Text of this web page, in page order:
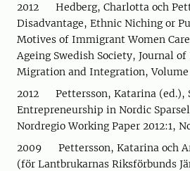
2012 Hedberg, Charlotta och
Disadvantage, Ethnic Niching or
Motives of Immigrant Women
Ageing Swedish Society, Journal
Migration and Integration,
2012 Pettersson, Katarina (ed.),
Entrepreneurship in Nordic
Nordregio Working Paper 2012:1,
2009 Pettersson, Katarina och
(för Lantbrukarnas Riksförbunds